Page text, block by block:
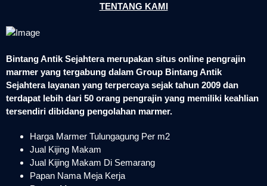
TENTANG KAMI
Bintang Antik Sejahtera merupakan situs online pengrajin
marmer yang tergabung dalam Group Bintang Antik
Sejahtera layanan yang terpercaya sejak tahun 2009 dan
terdapat lebih dari 50 orang pengrajin yang memiliki keahlian
tersendiri dibidang pengolahan marmer.
Harga Marmer Tulungagung Per m2
Jual Kijing Makam
Jual Kijing Makam Di Semarang
Papan Nama Meja Kerja